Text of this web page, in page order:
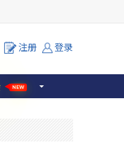
注册 登录
NEW